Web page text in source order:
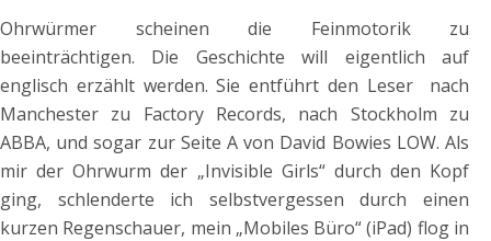
Ohrwürmer scheinen die Feinmotorik zu
beeinträchtigen. Die Geschichte will eigentlich auf
englisch erzählt werden. Sie entführt den Leser nach
Manchester zu Factory Records, nach Stockholm zu
ABBA, und sogar zur Seite A von David Bowies LOW. Als
mir der Ohrwurm der „Invisible Girls“ durch den Kopf
ging, schlenderte ich selbstvergessen durch einen
kurzen Regenschauer, mein „Mobiles Büro“ (iPad) flog in